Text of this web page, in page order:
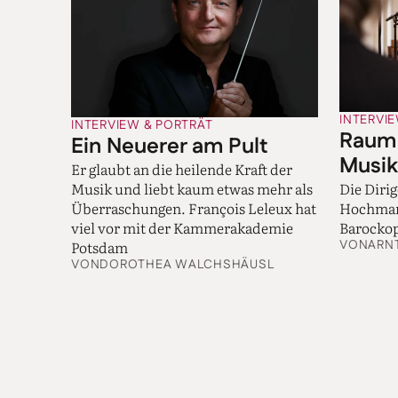
Als ebenso
Kermes ist
Designer-Freundin
Inszenierung der
Weise hat mich das
verschiedenen
die Kleider
Oberflächlichkeit,
möchte. „Natürlich
Persönlichkeit.
INTERVIEW & PORTRÄT
Ein Neuerer am Pult
Er glaubt an die heilende Kraft der
Musik und liebt kaum etwas mehr als
Überraschungen. François Leleux hat
viel vor mit der Kammerakademie
Potsdam
VONDOROTHEA WALCHSHÄUSL
Die
VON